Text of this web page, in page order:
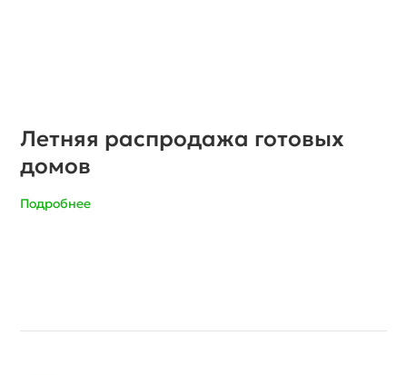
Летняя распродажа готовых
домов
Подробнее